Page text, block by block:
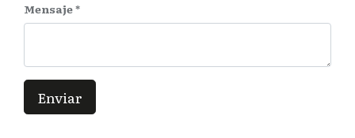
Mensaje
Enviar